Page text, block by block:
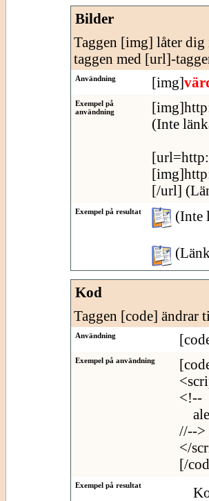
Bilder
Taggen [img] låter
taggen med [url]-
Användning [img]
Exempel på
användning
(Inte
[/url]
Exempel på resultat (Inte
Kod
Taggen [code] ändrar
Användning
Exempel på användning
<!--
//-->
</
[/
Exempel på resultat